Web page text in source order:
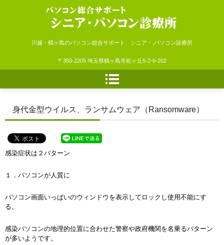
シニア・パソコン診療所
川越・鶴ヶ島のパソコン総合サポート、シニア・,パソコン診療所
〒350-2205 埼玉県鶴ヶ島市松ヶ丘5-2-6-202
身代金型ウイルス、ランサムウェア（Ransomware）
感染症状は２パターン
１．パソコンが人質に
パソコン画面いっぱいのウィンドウを表示してロックし使用不能にす
る。
感染パソコンの地理的位置に合わせた警察や政府機関を名乗るパターン
が多いようです。